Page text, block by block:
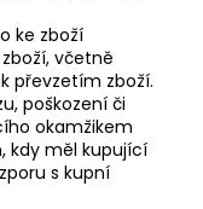
ke zboží
včetně
převzetím zboží.
poškození či
okamžikem
kdy měl kupující
s kupní